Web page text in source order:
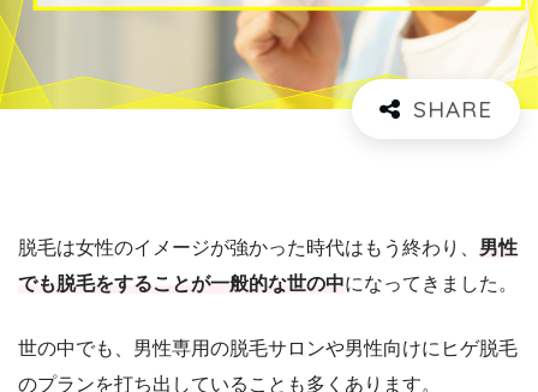
脱毛は女性のイメージが強かった時代はもう終わり、 男性
でも脱毛をすることが一般的な世の中になってきました。
世の中でも、男性専用の脱毛サロンや男性向けにヒゲ脱毛
のプランを打ち出していることも多くあります。